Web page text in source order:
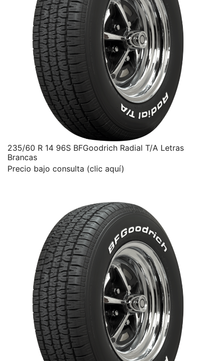
235/60 R 14 96S BFGoodrich Radial T/A Letras
Brancas
Precio bajo consulta (clic aquí)